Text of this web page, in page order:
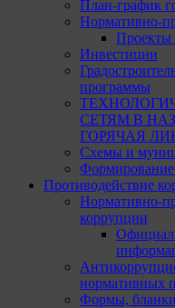
План-график
Нормативно-
Проекты
Инвестиции
программы
СЕТЯМ В
ГОРЯЧАЯ
Схемы и
Формирование
Противодействие
Нормативно-
коррупции
нормативных
Формы, бланки